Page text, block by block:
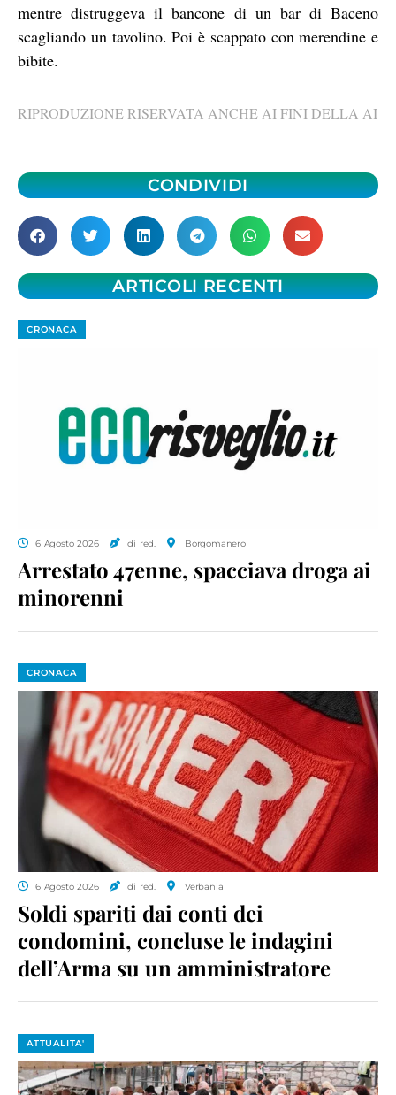
mentre distruggeva il bancone di un bar di Baceno
scagliando un tavolino. Poi è scappato con merendine e
bibite.
RIPRODUZIONE RISERVATA ANCHE AI FINI DELLA AI
CONDIVIDI
ARTICOLI RECENTI
CRONACA
6 Agosto 2026 di red. Borgomanero
Arrestato 47enne, spacciava droga ai
minorenni
CRONACA
6 Agosto 2026 di red. Verbania
Soldi spariti dai conti dei
condomini, concluse le indagini
dell’Arma su un amministratore
ATTUALITA'